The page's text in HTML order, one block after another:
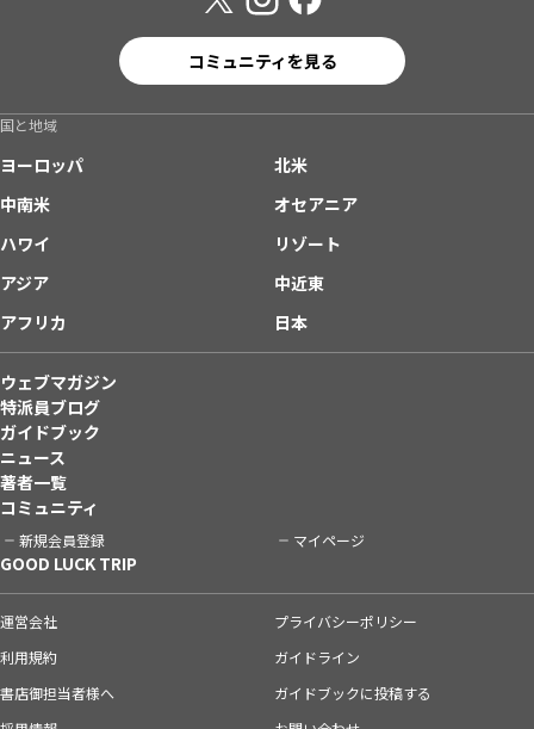
コミュニティを見る
国と地域
ヨーロッパ
北米
中南米
オセアニア
ハワイ
リゾート
アジア
中近東
アフリカ
日本
ウェブマガジン
特派員ブログ
ガイドブック
ニュース
著者一覧
コミュニティ
新規会員登録 マイページ
GOOD LUCK TRIP
運営会社
プライバシーポリシー
利用規約
ガイドライン
書店御担当者様へ
ガイドブックに投稿する